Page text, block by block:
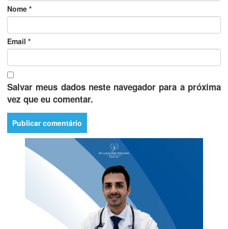
Nome *
Email *
Salvar meus dados neste navegador para a próxima
vez que eu comentar.